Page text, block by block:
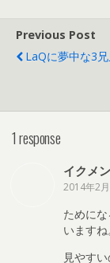
Previous Post
LaQに夢中な3
1 response
イクメ
2014年2
ために
いますね
見やす